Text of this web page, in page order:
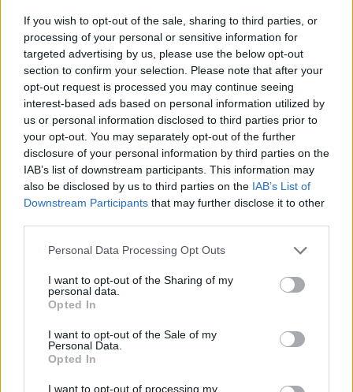
If you wish to opt-out of the sale, sharing to third parties, or
processing of your personal or sensitive information for
targeted advertising by us, please use the below opt-out
section to confirm your selection. Please note that after your
opt-out request is processed you may continue seeing
interest-based ads based on personal information utilized by
us or personal information disclosed to third parties prior to
your opt-out. You may separately opt-out of the further
disclosure of your personal information by third parties on the
IAB’s list of downstream participants. This information may
also be disclosed by us to third parties on the IAB’s List of
Downstream Participants that may further disclose it to other
Personal Data Processing Opt Outs
I want to opt-out of the Sharing of my
personal data.
Opted In
I want to opt-out of the Sale of my
Personal Data.
Opted In
I want to opt-out of processing my
Deseu el meu nom, el correu electrònic i el lloc web en
aquest navegador per a la propera vegada que comenti.
eclipsi solar total de la seva història